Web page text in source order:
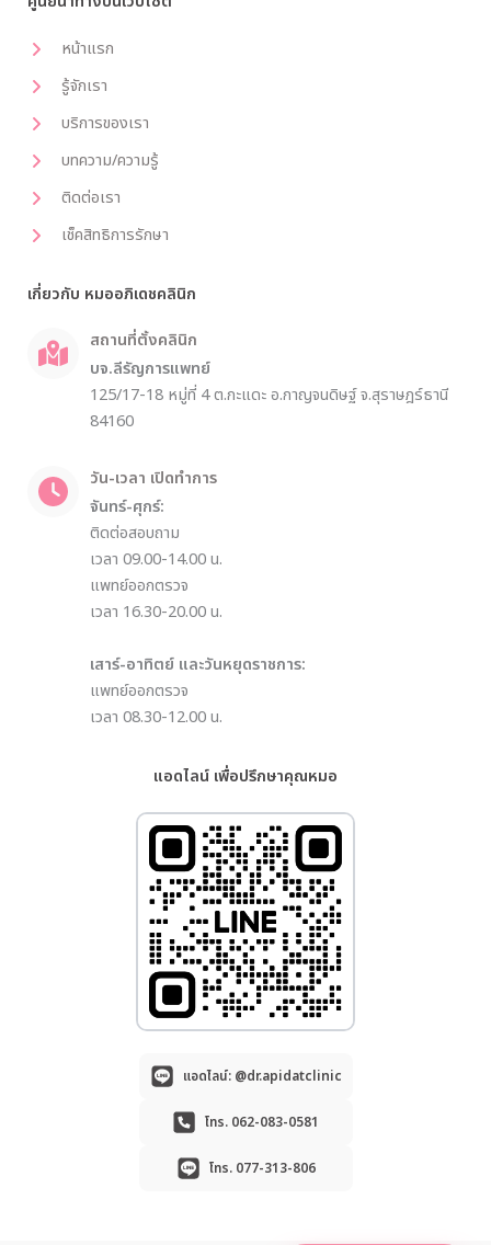
หน้าแรก
รู้จักเรา
บริการของเรา
บทความ/ความรู้
ติดต่อเรา
เช็คสิทธิการรักษา
เกี่ยวกับ หมออภิเดชคลินิก
สถานที่ตั้งคลินิก
บจ.ลีรัญการแพทย์
125/17-18 หมู่ที่ 4 ต.กะแดะ อ.กาญจนดิษฐ์ จ.สุราษฎร์ธานี
84160
วัน-เวลา เปิดทำการ
จันทร์-ศุกร์:
ติดต่อสอบถาม
เวลา 09.00-14.00 น.
แพทย์ออกตรวจ
เวลา 16.30-20.00 น.
เสาร์-อาทิตย์ และวันหยุดราชการ:
แพทย์ออกตรวจ
เวลา 08.30-12.00 น.
แอดไลน์ เพื่อปรึกษาคุณหมอ
แอดไลน์: @dr.apidatclinic
โทร. 062-083-0581
โทร. 077-313-806